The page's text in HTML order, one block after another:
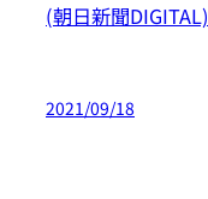
(朝日新聞DIGITAL)
2021/09/18